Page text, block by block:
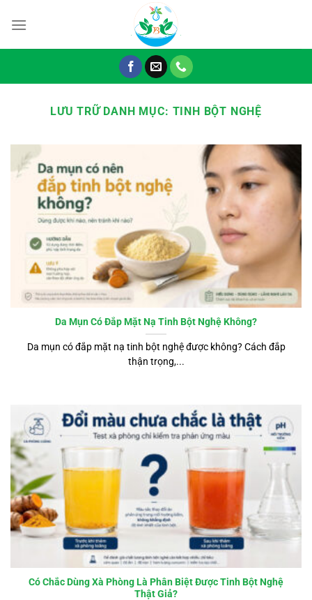
đến
LƯU TRỮ DANH MỤC: TINH BỘT NGHỆ
Da Mụn Có Đắp Mặt Nạ Tinh Bột Nghệ Không?
Da mụn có đắp mặt nạ tinh bột nghệ được không? Cách đắp
thận trọng,...
Có Chắc Dùng Xà Phòng Là Phân Biệt Được Tinh Bột Nghệ
Thật Giả?